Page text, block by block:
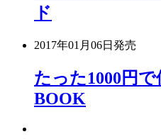
ド
2017年01月06日 発売
たった1000円
BOOK